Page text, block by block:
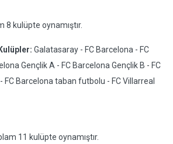
8 kulüpte oynamıştır.
Galatasaray - FC Barcelona - FC
Gençlik A - FC Barcelona Gençlik B - FC
FC Barcelona taban futbolu - FC Villarreal
11 kulüpte oynamıştır.